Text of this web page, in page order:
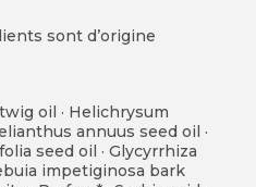
sont d’origine
oil · Helichrysum
annuus seed oil ·
seed oil · Glycyrrhiza
impetiginosa bark